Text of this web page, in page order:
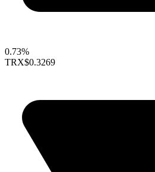
0.73%
TRX$0.3269